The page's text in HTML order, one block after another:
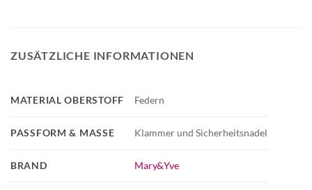
ZUSÄTZLICHE INFORMATIONEN
BRAND Mary&Yve
MATERIAL OBERSTOFF Federn
PASSFORM & MASSE Klammer und Sicherheitsnadel